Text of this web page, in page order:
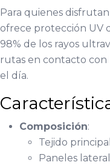
Para quienes disfrutan
ofrece protección UV
98% de los rayos
rutas en contacto con
el día.
Composición:
Tejido
Paneles